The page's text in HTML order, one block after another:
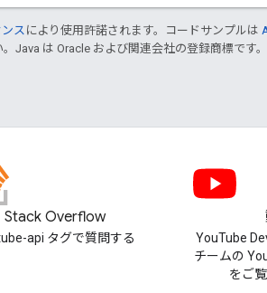
ス により使用許諾されます。コードサンプルは
Java は Oracle および関連会社の登録商標です。
Stack Overflow
api タグで質問する
YouTube
チームの
をご